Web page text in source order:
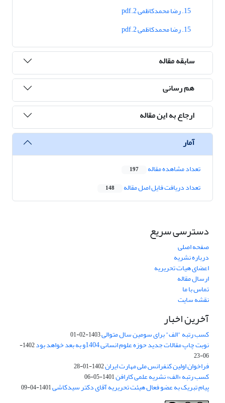
15. رضا محمدکاظمی 2.pdf
15. رضا محمدکاظمی 2.pdf
سابقه مقاله
هم رسانی
ارجاع به این مقاله
آمار
تعداد مشاهده مقاله 197
تعداد دریافت فایل اصل مقاله 148
دسترسی سریع
صفحه اصلی
درباره نشریه
اعضای هیات تحریریه
ارسال مقاله
تماس با ما
نقشه سایت
آخرین اخبار
کسب رتبه "الف" برای سومین سال متوالی1403-02-01
نوبت چاپ مقالات جدید حوزه علوم انسانی 1404و به بعد خواهد بود
1402-
06-23
فراخوان اولین کنفرانس ملی مهارت ایران1402-01-28
کسب رتبه «الف» نشریه علمی کارافن1401-05-06
پیام تبریک به عضو فعال هیئت تحریریه آقای دکتر سیدکاشی1401-04-09